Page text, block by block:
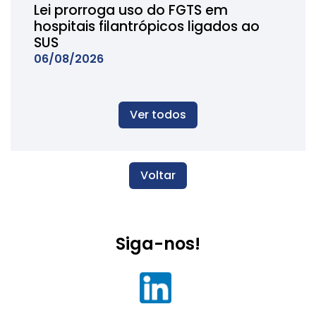
Lei prorroga uso do FGTS em
hospitais filantrópicos ligados ao
SUS
06/08/2026
Ver todos
Voltar
Siga-nos!